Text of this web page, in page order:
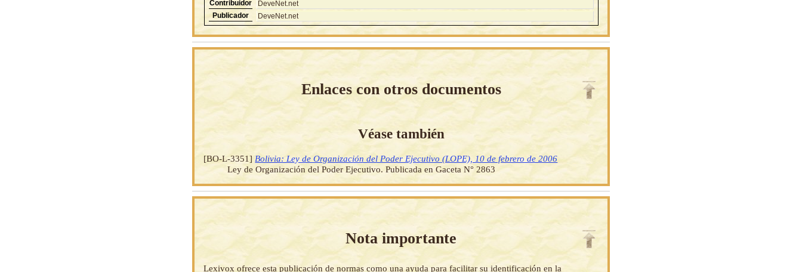
Contribuidor
DeveNet.net
Publicador
DeveNet.net
Enlaces con otros documentos
Véase también
[BO-L-3351] Bolivia: Ley de Organización del Poder Ejecutivo (LOPE), 10 de febrero de 2006
Ley de Organización del Poder Ejecutivo. Publicada en Gaceta N° 2863
Nota importante
Lexivox ofrece esta publicación de normas como una ayuda para facilitar su identificación en la